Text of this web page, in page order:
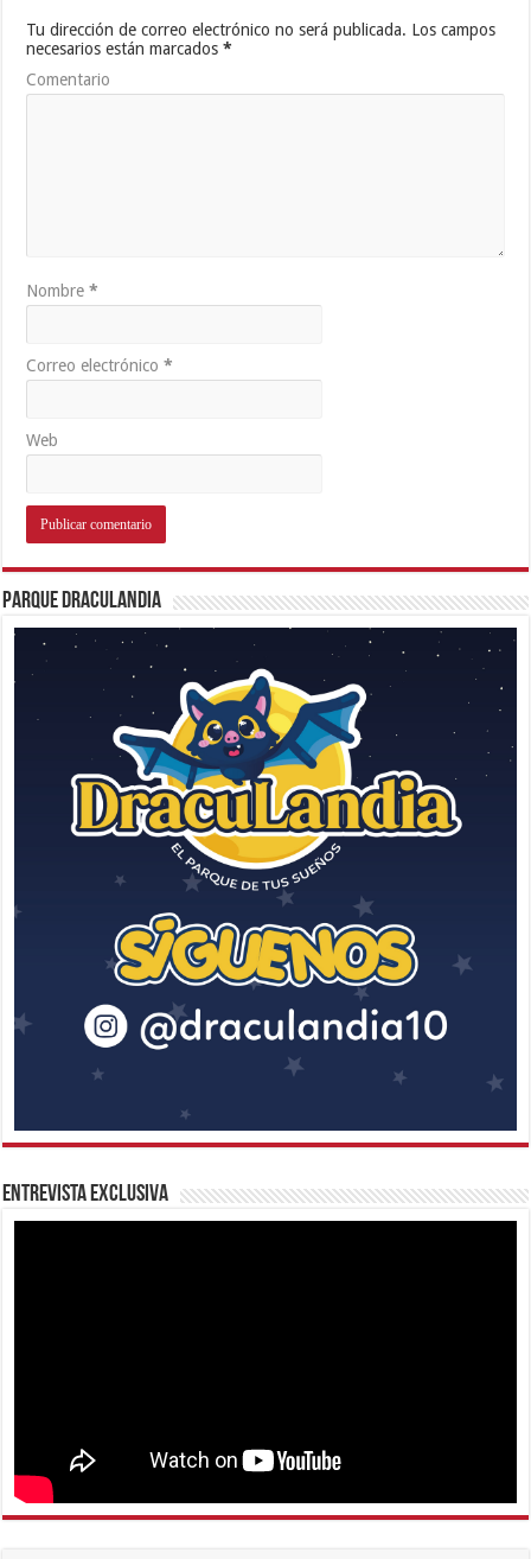
Tu dirección de correo electrónico no será publicada. Los campos
necesarios están marcados*
Comentario
Nombre*
Correo electrónico*
Web
Parque Draculandia
Entrevista Exclusiva